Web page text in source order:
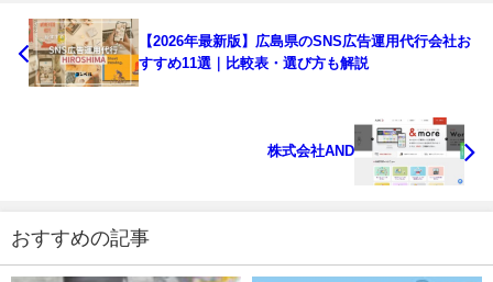
【2026年最新版】広島県のSNS広告運用代行会社お
すすめ11選｜比較表・選び方も解説
株式会社AND
おすすめの記事